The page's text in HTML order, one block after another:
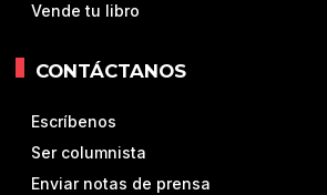
Vende tu libro
CONTÁCTANOS
Escríbenos
Ser columnista
Enviar notas de prensa